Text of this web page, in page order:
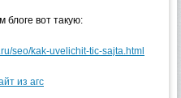
блоге вот такую:
seo/kak-uvelichit-tic-sajta.html
из агс